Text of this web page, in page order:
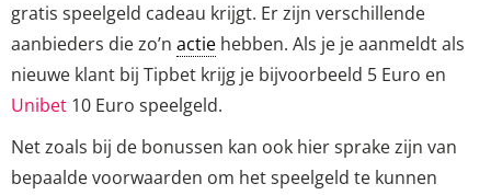
gratis speelgeld cadeau krijgt. Er zijn verschillende
aanbieders die zo’n actie hebben. Als je je aanmeldt als
nieuwe klant bij Tipbet krijg je bijvoorbeeld 5 Euro en
Unibet 10 Euro speelgeld.
Net zoals bij de bonussen kan ook hier sprake zijn van
bepaalde voorwaarden om het speelgeld te kunnen